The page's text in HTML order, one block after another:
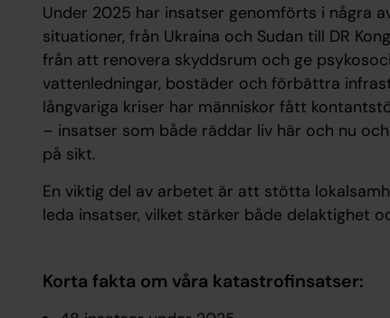
Under 2025 har insatser genomförts i några
situationer, från Ukraina och Sudan till DR
från att renovera skyddsrum och ge
vattenledningar, bostäder och förbättra
långvariga kriser har människor fått
– insatser som både räddar liv här och nu
på sikt.
En viktig del av arbetet är att stötta
leda insatser, vilket stärker både delaktighet
Korta fakta om våra katastrofinsatser: